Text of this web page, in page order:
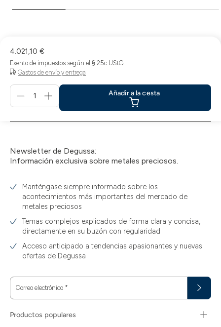
disponible
4.021,10 €
Exento de impuestos según el § 25c UStG
Gastos de envío y entrega
Añadir
la
Añadir a la cesta
Newsletter de Degussa:
Información exclusiva sobre metales preciosos.
Manténgase siempre informado sobre los
acontecimientos más importantes del mercado de
metales preciosos
Temas complejos explicados de forma clara y concisa,
directamente en su buzón con regularidad
Acceso anticipado a tendencias apasionantes y nuevas
ofertas de Degussa
Correo electrónico *
Productos populares